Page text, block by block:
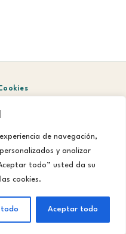
de navegación,
y analizar
todo” usted da su
cookies.
todo Aceptar todo